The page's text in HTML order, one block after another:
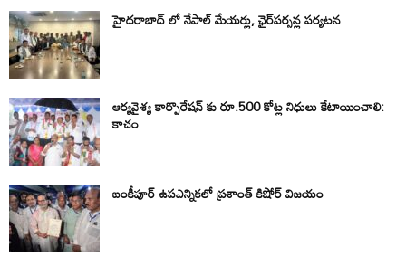
హైదరాబాద్ లో నేపాల్ మేయర్లు, ఛైర్‌పర్సన్ల పర్యటన
ఆర్యవైశ్య కార్పొరేషన్ కు రూ.500 కోట్ల నిధులు కేటాయించాలి:
కాచం
బంకీపూర్ ఉపఎన్నికలో ప్రశాంత్ కిషోర్ విజయం